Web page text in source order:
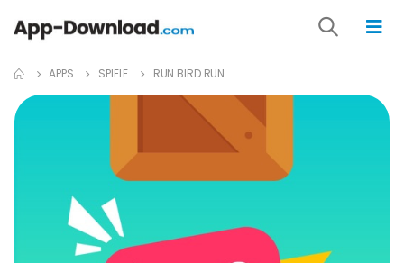
APPS SPIELE RUN BIRD RUN